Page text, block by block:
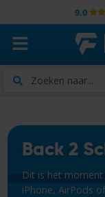
9.0
Zoeken
Back 2
Dit is het
iPhone, AirPods